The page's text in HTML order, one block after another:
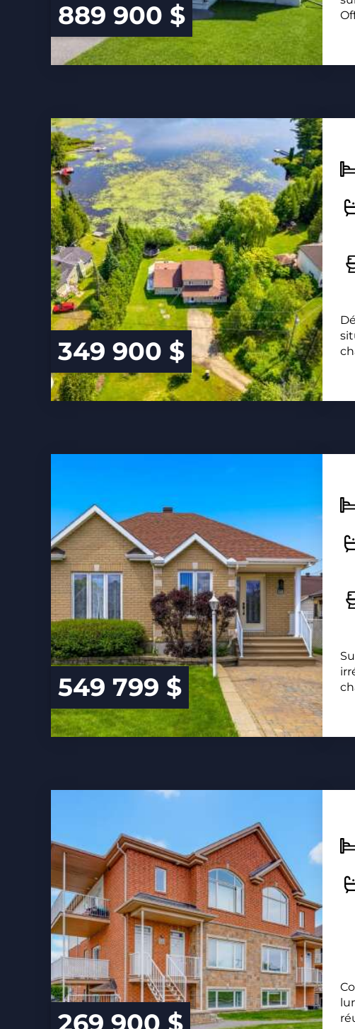
889 900 $
349 900 $
549 799 $